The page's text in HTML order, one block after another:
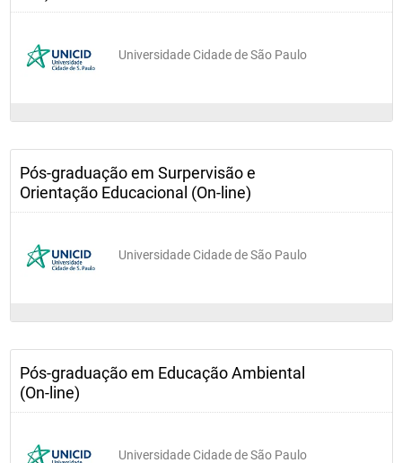
Universidade Cidade de São Paulo
Pós-graduação em Surpervisão e
Orientação Educacional (On-line)
Universidade Cidade de São Paulo
Pós-graduação em Educação Ambiental
(On-line)
Universidade Cidade de São Paulo